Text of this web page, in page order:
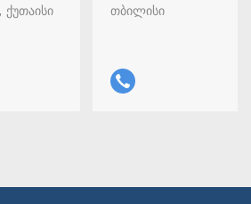
ქუთაისი თბილისი